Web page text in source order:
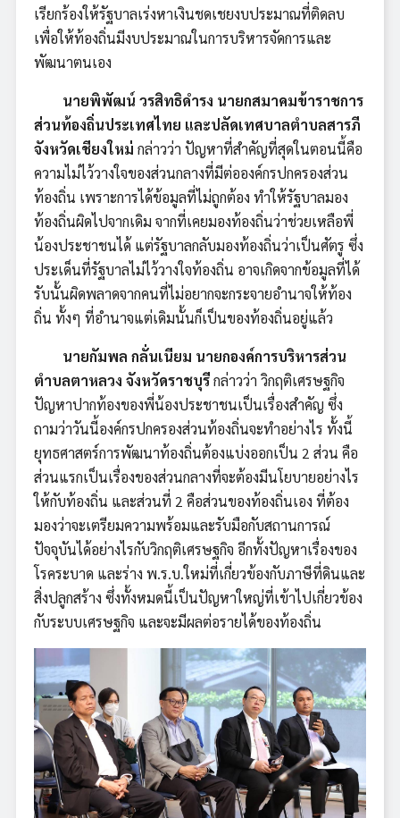
เรียกร้องให้รัฐบาลเร่งหาเงินชดเชยงบประมาณที่ติดลบ
เพื่อให้ท้องถิ่นมีงบประมาณในการบริหารจัดการและ
พัฒนาตนเอง
นายพิพัฒน์ วรสิทธิดำรง นายกสมาคมข้าราชการ
ส่วนท้องถิ่นประเทศไทย และปลัดเทศบาลตำบลสารภี
จังหวัดเชียงใหม่ กล่าวว่า ปัญหาที่สำคัญที่สุดในตอนนี้คือ
ความไม่ไว้วางใจของส่วนกลางที่มีต่อองค์กรปกครองส่วน
ท้องถิ่น เพราะการได้ข้อมูลที่ไม่ถูกต้อง ทำให้รัฐบาลมอง
ท้องถิ่นผิดไปจากเดิม จากที่เคยมองท้องถิ่นว่าช่วยเหลือพี่
น้องประชาชนได้ แต่รัฐบาลกลับมองท้องถิ่นว่าเป็นศัตรู ซึ่ง
ประเด็นที่รัฐบาลไม่ไว้วางใจท้องถิ่น อาจเกิดจากข้อมูลที่ได้
รับนั้นผิดพลาดจากคนที่ไม่อยากจะกระจายอำนาจให้ท้อง
ถิ่น ทั้งๆ ที่อำนาจแต่เดิมนั้นก็เป็นของท้องถิ่นอยู่แล้ว
นายกัมพล กลั่นเนียม นายกองค์การบริหารส่วน
ตำบลตาหลวง จังหวัดราชบุรีกล่าวว่า วิกฤติเศรษฐกิจ
ปัญหาปากท้องของพี่น้องประชาชนเป็นเรื่องสำคัญ ซึ่ง
ถามว่าวันนี้องค์กรปกครองส่วนท้องถิ่นจะทำอย่างไร ทั้งนี้
ยุทธศาสตร์การพัฒนาท้องถิ่นต้องแบ่งออกเป็น 2 ส่วน คือ
ส่วนแรกเป็นเรื่องของส่วนกลางที่จะต้องมีนโยบายอย่างไร
ให้กับท้องถิ่น และส่วนที่ 2 คือส่วนของท้องถิ่นเอง ที่ต้อง
มองว่าจะเตรียมความพร้อมและรับมือกับสถานการณ์
ปัจจุบันได้อย่างไรกับวิกฤติเศรษฐกิจ อีกทั้งปัญหาเรื่องของ
โรคระบาด และร่าง พ.ร.บ.ใหม่ที่เกี่ยวข้องกับภาษีที่ดินและ
สิ่งปลูกสร้าง ซึ่งทั้งหมดนี้เป็นปัญหาใหญ่ที่เข้าไปเกี่ยวข้อง
กับระบบเศรษฐกิจ และจะมีผลต่อรายได้ของท้องถิ่น